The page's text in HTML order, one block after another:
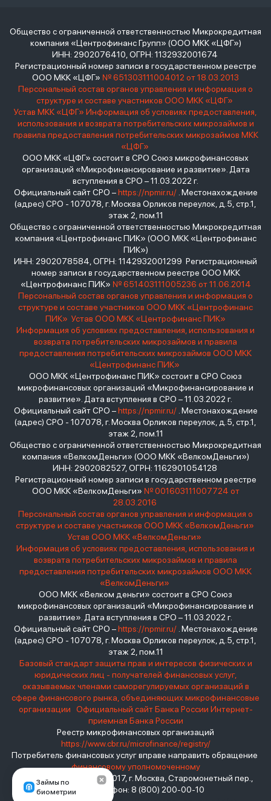
Займы по
биометрии
Общество с ограниченной ответственностью Микрокредитная
компания «Центрофинанс Групп» (ООО МКК «ЦФГ»)
ИНН: 2902076410, ОГРН: 1132932001674
Регистрационный номер записи в государственном реестре
ООО МКК «ЦФГ» № 651303111004012 от 18.03.2013
Персональный состав органов управления и информация о
структуре и составе участников ООО МКК «ЦФГ»
Устав МКК «ЦФГ» Информация об условиях предоставления,
использования и возврата потребительских микрозаймов и
правила предоставления потребительских микрозаймов МКК
«ЦФГ»
ООО МКК «ЦФГ» состоит в СРО Союз микрофинансовых
организаций «Микрофинансирование и развитие». Дата
вступления в СРО – 11.03.2022 г.
Официальный сайт СРО –https://npmir.ru/. Местонахождение
(адрес) СРО - 107078, г. Москва Орликов переулок, д.5, стр.1,
этаж 2, пом.11
Общество с ограниченной ответственностью Микрокредитная
компания «Центрофинанс ПИК» (ООО МКК «Центрофинанс
ПИК»)
ИНН: 2902078584, ОГРН: 1142932001299 Регистрационный
номер записи в государственном реестре ООО МКК
«Центрофинанс ПИК» № 651403111005236 от 11.06.2014
Персональный состав органов управления и информация о
структуре и составе участников ООО МКК «Центрофинанс
ПИК» Устав ООО МКК «Центрофинанс ПИК»
Информация об условиях предоставления, использования и
возврата потребительских микрозаймов и правила
предоставления потребительских микрозаймов ООО МКК
«Центрофинанс ПИК»
ООО МКК «Центрофинанс ПИК» состоит в СРО Союз
микрофинансовых организаций «Микрофинансирование и
развитие». Дата вступления в СРО – 11.03.2022 г.
Официальный сайт СРО –https://npmir.ru/. Местонахождение
(адрес) СРО - 107078, г. Москва Орликов переулок, д.5, стр.1,
этаж 2, пом.11
Общество с ограниченной ответственностью Микрокредитная
компания «ВелкомДеньги» (ООО МКК «ВелкомДеньги»)
ИНН: 2902082527, ОГРН: 1162901054128
Регистрационный номер записи в государственном реестре
ООО МКК «ВелкомДеньги» № 001603111007724 от
28.03.2016
Персональный состав органов управления и информация о
структуре и составе участников ООО МКК «ВелкомДеньги»
Устав ООО МКК «ВелкомДеньги»
Информация об условиях предоставления, использования и
возврата потребительских микрозаймов и правила
предоставления потребительских микрозаймов ООО МКК
«ВелкомДеньги»
ООО МКК «Велком деньги» состоит в СРО Союз
микрофинансовых организаций «Микрофинансирование и
развитие». Дата вступления в СРО – 11.03.2022 г.
Официальный сайт СРО –https://npmir.ru/. Местонахождение
(адрес) СРО - 107078, г. Москва Орликов переулок, д.5, стр.1,
этаж 2, пом.11
Базовый стандарт защиты прав и интересов физических и
юридических лиц - получателей финансовых услуг,
оказываемых членами саморегулируемых организаций в
сфере финансового рынка, объединяющих микрофинансовые
организации
Официальный сайт Банка России Интернет-
приемная Банка России
Реестр микрофинансовых организаций
https://www.cbr.ru/microfinance/registry/
Потребитель финансовых услуг вправе направить обращение
финансовому уполномоченному
Место нахождения: 119017, г. Москва, Старомонетный пер.,
дом 3 Телефон: 8 (800) 200-00-10